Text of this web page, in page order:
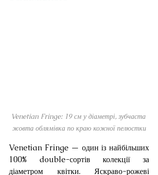
Venetian Fringe: 19 см у діаметрі, зубчаста
жовта облямівка по краю кожної пелюстки
Venetian Fringe — один із найбільших
100% double-сортів колекції за
діаметром квітки. Яскраво-рожеві